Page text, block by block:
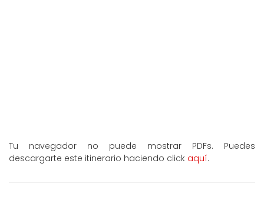
Tu navegador no puede mostrar PDFs. Puedes
descargarte este itinerario haciendo click aquí.